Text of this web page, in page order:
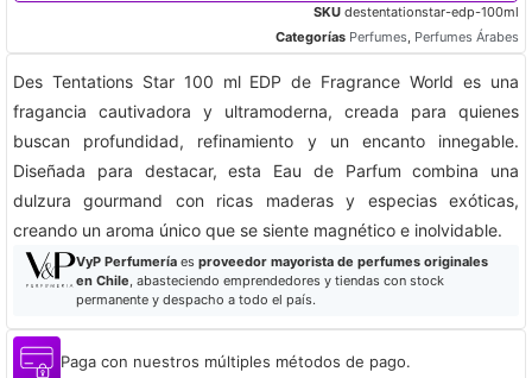
SKU destentationstar-edp-100ml
Categorías Perfumes, Perfumes Árabes
Des Tentations Star 100 ml EDP de Fragrance World es una
fragancia cautivadora y ultramoderna, creada para quienes
buscan profundidad, refinamiento y un encanto innegable.
Diseñada para destacar, esta Eau de Parfum combina una
dulzura gourmand con ricas maderas y especias exóticas,
creando un aroma único que se siente magnético e inolvidable.
VyP Perfumeríaes proveedor mayorista de perfumes originales
en Chile, abasteciendo emprendedores y tiendas con stock
permanente y despacho a todo el país.
Paga con nuestros múltiples métodos de pago.